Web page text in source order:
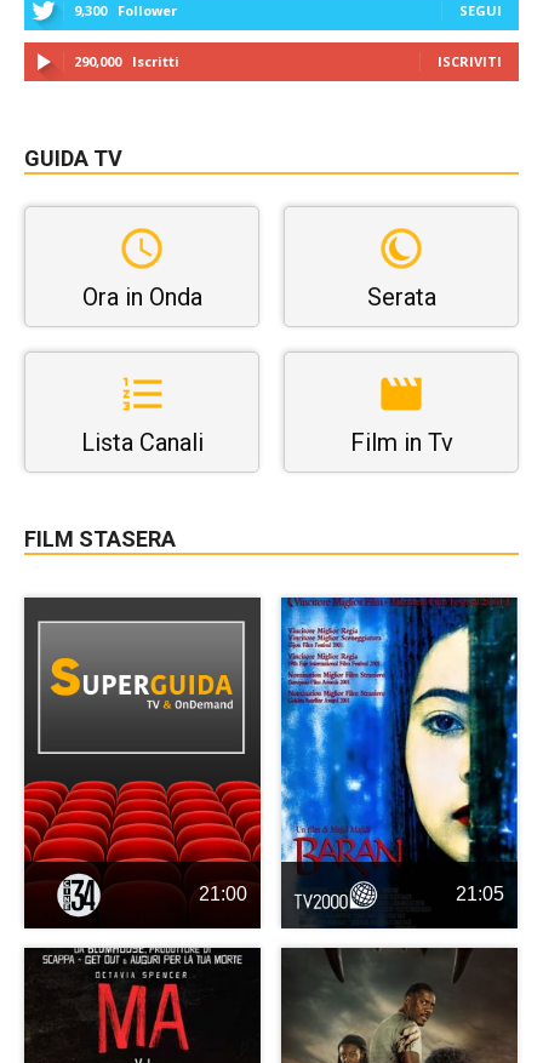
9,300 Follower SEGUI
290,000 Iscritti ISCRIVITI
GUIDA TV
Ora in Onda Serata
Lista Canali Film in Tv
FILM STASERA
21:00 21:05